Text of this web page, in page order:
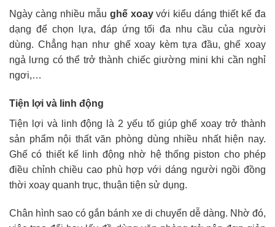
Ngày càng nhiều mẫu ghế xoayvới kiểu dáng thiết kế đa
dạng để chọn lựa, đáp ứng tối đa nhu cầu của người
dùng. Chẳng hạn như ghế xoay kèm tựa đầu, ghế xoay
ngả lưng có thể trở thành chiếc giường mini khi cần nghỉ
ngơi,…
Tiện lợi và linh động
Tiện lợi và linh động là 2 yếu tố giúp ghế xoay trở thành
sản phẩm nội thất văn phòng dùng nhiều nhất hiện nay.
Ghế có thiết kế linh động nhờ hệ thống piston cho phép
điều chỉnh chiều cao phù hợp với dáng người ngồi đồng
thời xoay quanh trục, thuận tiện sử dụng.
Chân hình sao có gắn bánh xe di chuyển dễ dàng. Nhờ đó,